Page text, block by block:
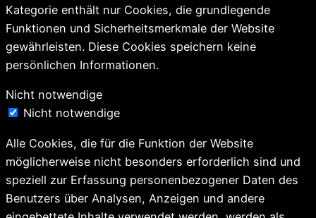
Kategorie enthält nur Cookies, die grundlegende
Funktionen und Sicherheitsmerkmale der Website
gewährleisten. Diese Cookies speichern keine
persönlichen Informationen.
Nicht notwendige
Nicht notwendige
Alle Cookies, die für die Funktion der Website
möglicherweise nicht besonders erforderlich sind und
speziell zur Erfassung personenbezogener Daten des
Benutzers über Analysen, Anzeigen und andere